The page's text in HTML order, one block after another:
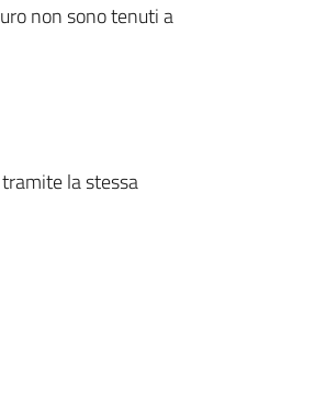
non sono tenuti a
tramite la stessa